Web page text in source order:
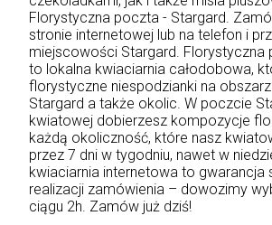
Florystyczna poczta - Stargard.
stronie internetowej lub na telefon i
miejscowości Stargard. Florystyczna
to lokalna kwiaciarnia całodobowa,
florystyczne niespodzianki na
Stargard a także okolic. W poczcie
kwiatowej dobierzesz kompozycje
każdą okoliczność, które nasz
przez 7 dni w tygodniu, nawet w
kwiaciarnia internetowa to gwarancja
realizacji zamówienia – dowozimy
ciągu 2h. Zamów już dziś!